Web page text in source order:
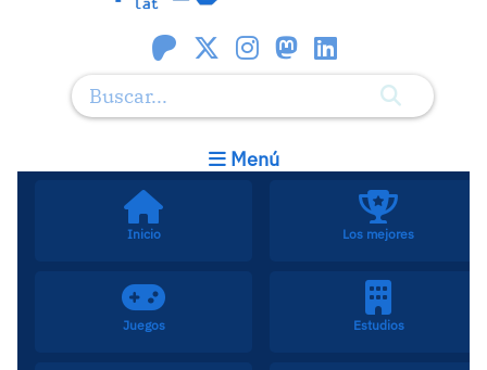
Menú
Inicio Los mejores
Juegos Estudios